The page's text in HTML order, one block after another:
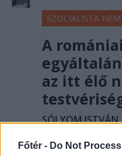
Főtér - Do Not
SZOCIALISTA
A
az itt élő
SÓLYOM ISTVÁN
Az 1989 előtti